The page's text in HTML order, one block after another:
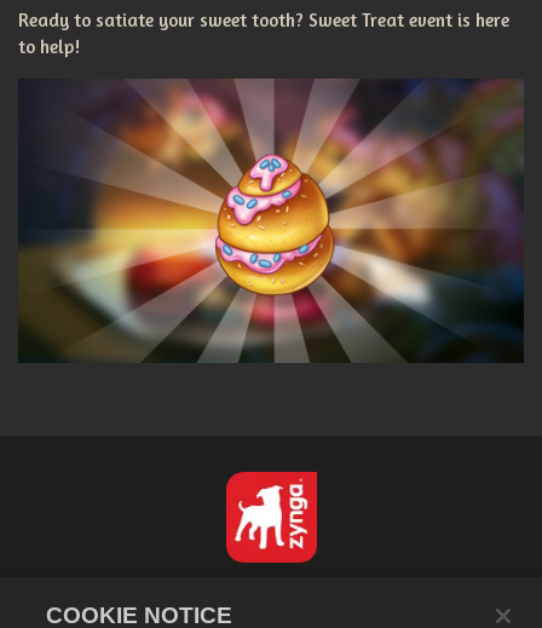
Ready to satiate your sweet tooth? Sweet Treat event is here
to help!
COOKIE NOTICE